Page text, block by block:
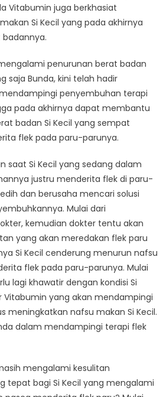
Vitabumin juga berkhasiat
Si Kecil yang pada akhirnya
penurunan berat badan
saja Bunda, kini telah hadir
penyembuhan terapi
pada akhirnya dapat membantu
badan Si Kecil yang sempat
flek pada paru-parunya.
saat Si Kecil yang sedang dalam
justru menderita flek di paru-
dan berusaha mencari solusi
Mulai dari
kemudian dokter tentu akan
yang akan meredakan flek paru
Si Kecil cenderung menurun nafsu
flek pada paru-parunya. Mulai
lagi khawatir dengan kondisi Si
Vitabumin yang akan mendampingi
meningkatkan nafsu makan Si Kecil.
dalam mendampingi terapi flek
mengalami kesulitan
tepat bagi Si Kecil yang mengalami